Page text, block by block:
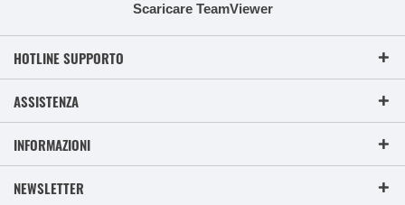
Scaricare TeamViewer
HOTLINE SUPPORTO
ASSISTENZA
INFORMAZIONI
NEWSLETTER